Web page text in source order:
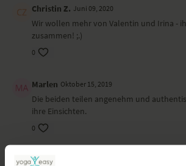
Christin Z. Juni 09, 2020
Wir wollen mehr von Valentin und Irina -
zusammen! ;.)
0
Marlen Oktober 15, 2019
Die beiden teilen angenehm und
ihre Einsichten.
0
Kristina S.